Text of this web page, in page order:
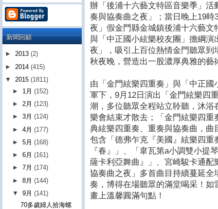
辦「後浦十六藝文特區音樂季」
奏與協奏曲之夜」；當日晚上19
夜」假金門縣金城鎮後浦十六藝
與「中正國小絃樂校友團」擔綱
夜」，吸引上百位熱情金門聽眾
秋夜晚，營造出一股濃厚典雅的藝
由「金門絃樂四重奏」與「中正
軍下，9月12日演出「金門絃樂四
潮，多位聽眾全程站立聆聽，沐
樂會結束才散去；「金門絃樂四
典絃樂四重奏、重奏與協奏曲，
包含「德弗乍克『美國』絃樂四
『春』」、「韋瓦第a小調雙小提
薩卡利亞舞曲』」、宮崎駿卡通
協奏曲之夜」多首曲目持續蔓延
奏，博得在場聽眾的滿堂喝采！
畫上溫馨圓滿句點！
新聞回顧
► 2013 (2)
► 2014 (415)
▼ 2015 (1811)
► 1月(152)
►2月(123)
►3月(124)
►4月(177)
►5月(168)
►6月(161)
►7月(174)
►8月(144)
▼9月(141)
70多歲婦人拾海螺